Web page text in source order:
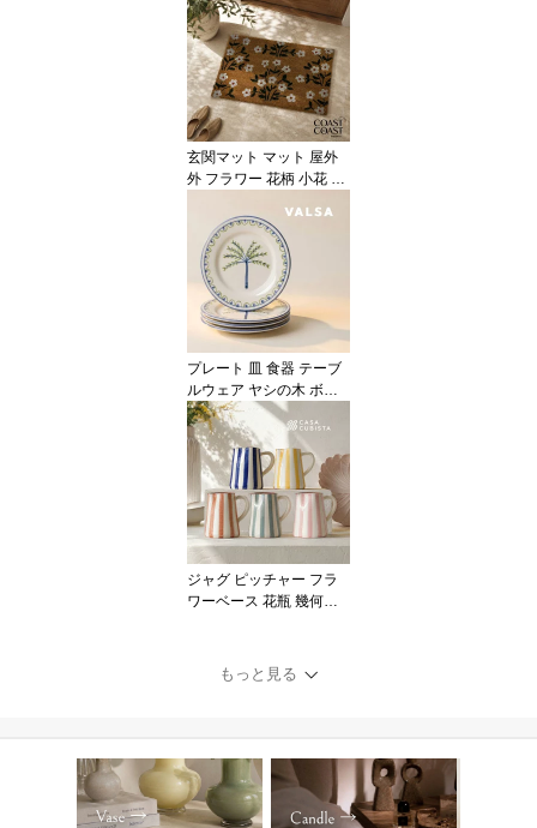
ム 陶器 北欧 かわいい お
しゃれ ピッチャー ジャ
グ 花瓶 フラワーベース
キャット 猫 ねこ 動物 ア
ニマル インテリア プレ
ゼント ギフト 誕生日 記
念日 海外インテリア
玄関マット マット 屋外
外 フラワー 花柄 小花 ボ
ュラル ブラウン ホワイ
ト グリーン 50x80 大判
大きい ラージ おしゃれ
かわいい 海外インテリア
輸入 インポート 直輸入
ギフト インテリア Coast
to Coast
プレート 皿 食器 テーブ
ルウェア ヤシの木 ボタ
ニカル 1枚 4枚セット リ
ーフ ホワイト ブルー 陶
器 アースンウェア 22cm
ハンドメイド 輸入食器
直輸入 インポート 海外
インテリア おしゃれ か
わいい モダン オブジェ
ディスプレイ ギフト VAL
SA HOME
ジャグ ピッチャー フラ
ワーベース 花瓶 幾何学
ミック ブルー グリーン
テラコッタ カラフル オ
ドメイド ポップ モダン
もっと見る